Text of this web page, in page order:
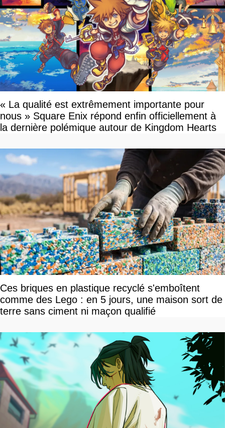
« La qualité est extrêmement importante pour
nous » Square Enix répond enfin officiellement à
la dernière polémique autour de Kingdom Hearts
Ces briques en plastique recyclé s'emboîtent
comme des Lego : en 5 jours, une maison sort de
terre sans ciment ni maçon qualifié